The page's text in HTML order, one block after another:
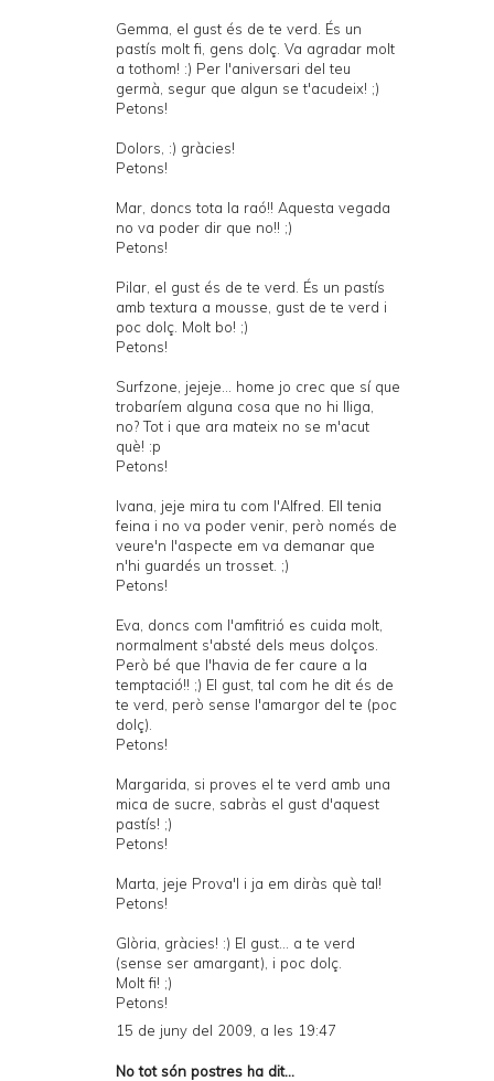
Gemma, el gust és de te verd. És un
pastís molt fi, gens dolç. Va agradar molt
a tothom! :) Per l'aniversari del teu
germà, segur que algun se t'acudeix! ;)
Petons!
Dolors, :) gràcies!
Petons!
Mar, doncs tota la raó!! Aquesta vegada
no va poder dir que no!! ;)
Petons!
Pilar, el gust és de te verd. És un pastís
amb textura a mousse, gust de te verd i
poc dolç. Molt bo! ;)
Petons!
Surfzone, jejeje... home jo crec que sí que
trobaríem alguna cosa que no hi lliga,
no? Tot i que ara mateix no se m'acut
què! :p
Petons!
Ivana, jeje mira tu com l'Alfred. Ell tenia
feina i no va poder venir, però només de
veure'n l'aspecte em va demanar que
n'hi guardés un trosset. ;)
Petons!
Eva, doncs com l'amfitrió es cuida molt,
normalment s'absté dels meus dolços.
Però bé que l'havia de fer caure a la
temptació!! ;) El gust, tal com he dit és de
te verd, però sense l'amargor del te (poc
dolç).
Petons!
Margarida, si proves el te verd amb una
mica de sucre, sabràs el gust d'aquest
pastís! ;)
Petons!
Marta, jeje Prova'l i ja em diràs què tal!
Petons!
Glòria, gràcies! :) El gust... a te verd
(sense ser amargant), i poc dolç.
Molt fi! ;)
Petons!
15 de juny del 2009, a les 19:47
No tot són postres ha dit...